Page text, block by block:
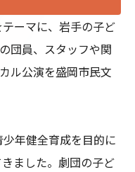
テーマに、岩手の子ど
団員、スタッフや関
ル公演を盛岡市民文
年健全育成を目的に
ました。劇団の子ど